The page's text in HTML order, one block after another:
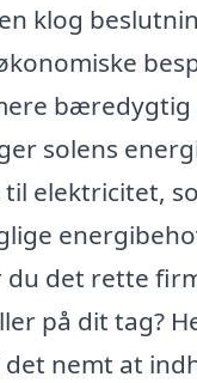
klog
solens
elektricitet,
det rette
på dit tag?
nemt at